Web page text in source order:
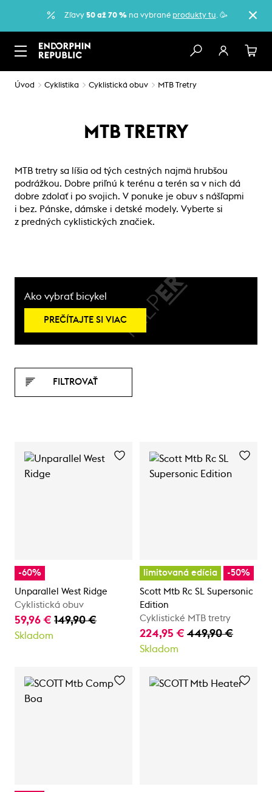
Zľavy 50 až 70 %na vybrané produkty tu. 🥳
Úvod Cyklistika Cyklistická obuv MTB Tretry
MTB TRETRY
MTB tretry sa líšia od tých cestných najmä hrubšou
podrážkou. Dobre priľnú k terénu a terén sa v nich dá
dobre zdolať i po svojich. V ponuke je obuv s nášľapmi
i bez. Pánske, dámske i detské modely. Vyberte si
z predných cyklistických značiek.
Ako vybrať bicykel
PREČÍTAJTE SI VIAC
FILTROVAŤ
-60%
Unparallel West Ridge
Cyklistická obuv
59,96 € 149,90 €
Skladom
limitovaná edícia -50%
Scott Mtb Rc SL Supersonic
Edition
Cyklistické MTB tretry
224,95 € 449,90 €
Skladom